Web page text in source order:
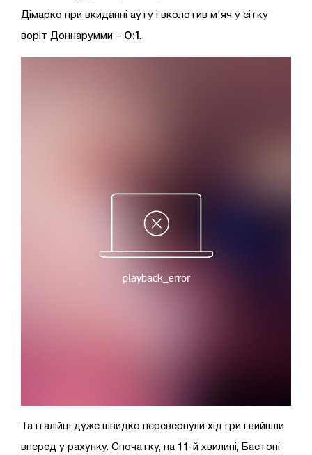
Дімарко при вкиданні ауту і вколотив м'яч у сітку
воріт Доннарумми – 0:1
Та італійці дуже швидко перевернули хід гри і вийшли
вперед у рахунку. Спочатку, на 11-й хвилині, Бастоні